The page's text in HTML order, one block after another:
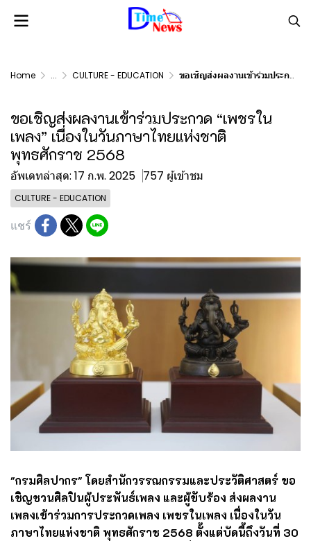
Home ... CULTURE - EDUCATION ขอเชิญส่งผลงานเข้าร่วมประกวด “เพชรในเพลง” เนื่องในวันภาษาไทยแห่งชาติ พุทธศักราช 2568
ขอเชิญส่งผลงานเข้าร่วมประกวด “เพชรใน
เพลง” เนื่องในวันภาษาไทยแห่งชาติ
พุทธศักราช 2568
อัพเดทล่าสุด: 17 ก.พ. 2025 757 ผู้เข้าชม
CULTURE - EDUCATION
แชร์
"กรมศิลปากร" โดยสำนักวรรณกรรมและประวัติศาสตร์ ขอ
เชิญชวนศิลปินผู้ประพันธ์เพลง และผู้ขับร้อง ส่งผลงาน
เพลงเข้าร่วมการประกวดเพลง เพชรในเพลง เนื่องในวัน
ภาษาไทยแห่งชาติ พุทธศักราช 2568 ตั้งแต่บัดนี้ถึงวันที่ 30